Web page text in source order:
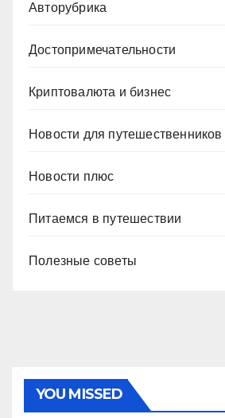
Авторубрика
Достопримечательности
Криптовалюта и бизнес
Новости для путешественников
Новости плюс
Питаемся в путешествии
Полезные советы
YOU MISSED